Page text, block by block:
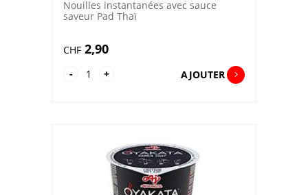
Nouilles instantanées avec sauce
saveur Pad Thaï
CHF 2,90
-
quantité
CHICKEN
+ AJOUTER